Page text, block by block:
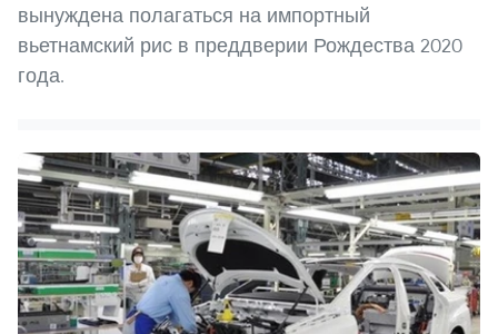
вынуждена полагаться на импортный
вьетнамский рис в преддверии Рождества 2020
года.